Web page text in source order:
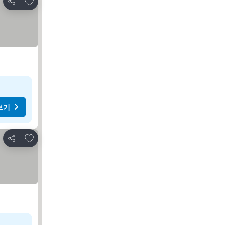
공유
기
공유
즐겨찾기에 추가